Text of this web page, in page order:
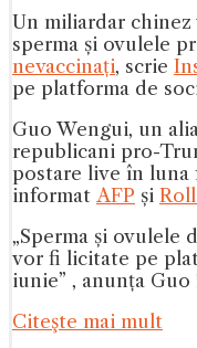
Un miliardar chinez
sperma și ovulele
nevaccinați, scrie
pe platforma de
Guo Wengui, un
republicani pro-
postare live în luna
informat AFP și
„Sperma și
vor fi licitate pe
iunie” , anunța
Citeşte mai mult